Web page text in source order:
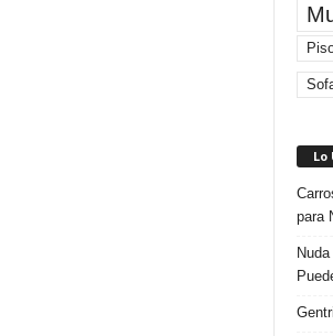
Lo
para